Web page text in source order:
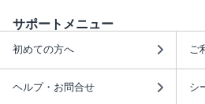
サポートメニュー
初めての方へ ご
ヘルプ・お問合せ シ